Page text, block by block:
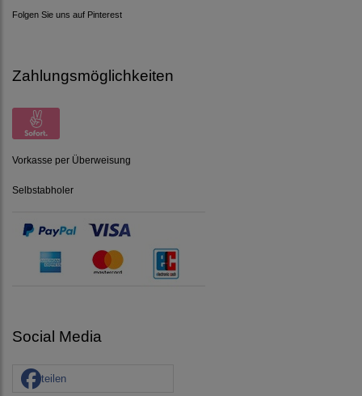
Folgen Sie uns auf Pinterest
Zahlungsmöglichkeiten
Vorkasse per Überweisung
Selbstabholer
Social Media
teilen